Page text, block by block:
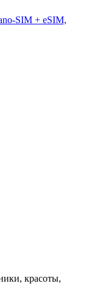
SIM + eSIM,
красоты,